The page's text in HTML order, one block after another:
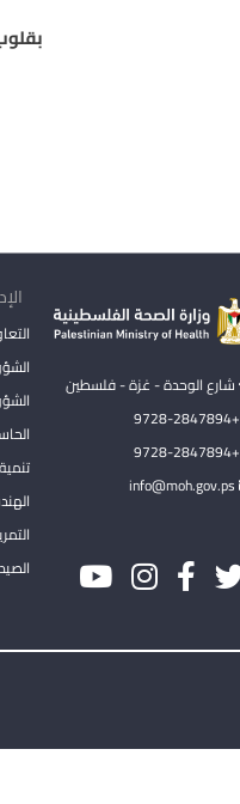
شارع الوحدة - غزة - فلسطين
+9728-2847894
+9728-2847894